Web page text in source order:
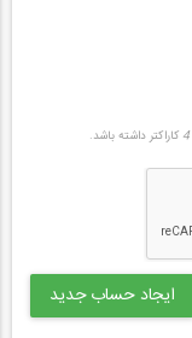
4 کاراکتر داشته باشد.